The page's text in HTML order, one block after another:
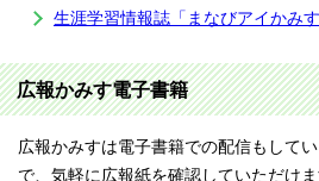
生涯学習情報誌「まなびアイかみす
広報かみす電子書籍
広報かみすは電子書籍での配信もして
で、気軽に広報紙を確認していただけ